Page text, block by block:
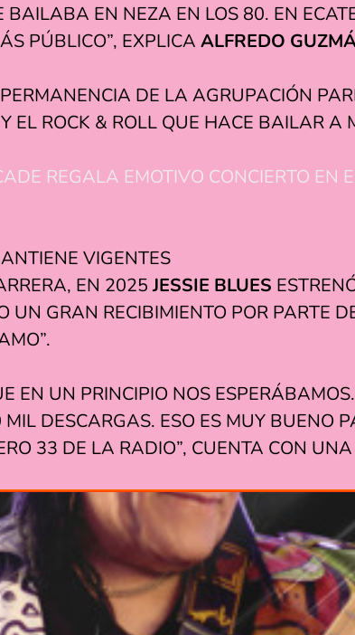
EN NEZA EN LOS 80. EN
PÚBLICO”, EXPLICA ALFREDO
DE LA AGRUPACIÓN
EL ROCK & ROLL QUE HACE BAILAR A
REGALA EMOTIVO CONCIERTO EN
VIGENTES
EN 2025JESSIE BLUES
UN GRAN RECIBIMIENTO POR PARTE
EN UN PRINCIPIO NOS
DESCARGAS. ESO ES MUY BUENO
33 DE LA RADIO”, CUENTA CON